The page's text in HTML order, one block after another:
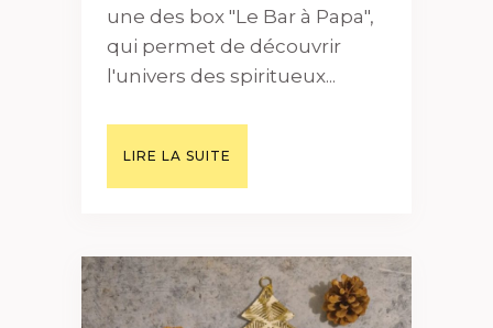
une des box "Le Bar à Papa",
qui permet de découvrir
l'univers des spiritueux...
LIRE LA SUITE